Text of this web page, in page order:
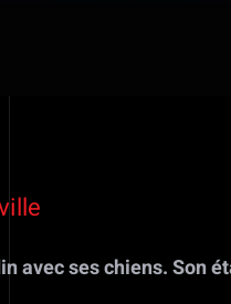
ses chiens. Son